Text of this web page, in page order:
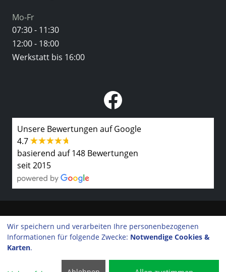
Mo-Fr
07:30 - 11:30
12:00 - 18:00
Werkstatt bis 16:00
Unsere Bewertungen auf Google
4.7
basierend auf 148 Bewertungen
seit 2015
Kontakt
Impressum
Datenschutzerklärung
Wir speichern und verarbeiten Ihre personenbezogenen
Informationen für folgende Zwecke: Notwendige Cookies &
Karten.